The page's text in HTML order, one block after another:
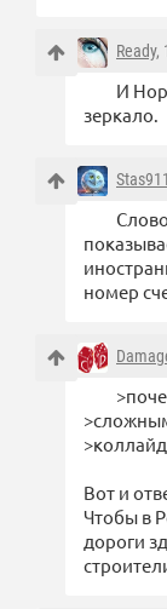
Ready,
И
зеркало.
Stas911
номер
Вот и
Чтобы в
дороги